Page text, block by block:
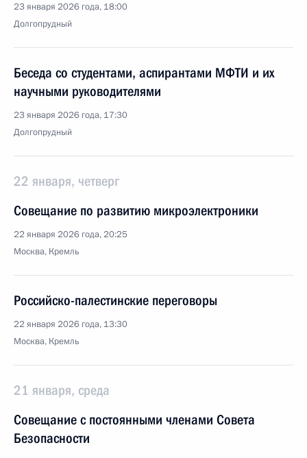
23 января 2026 года, 18:00
Долгопрудный
Беседа со студентами, аспирантами МФТИ и их
научными руководителями
23 января 2026 года, 17:30
Долгопрудный
22 января, четверг
Совещание по развитию микроэлектроники
22 января 2026 года, 20:25
Москва, Кремль
Российско-палестинские переговоры
22 января 2026 года, 13:30
Москва, Кремль
21 января, среда
Совещание с постоянными членами Совета
Безопасности